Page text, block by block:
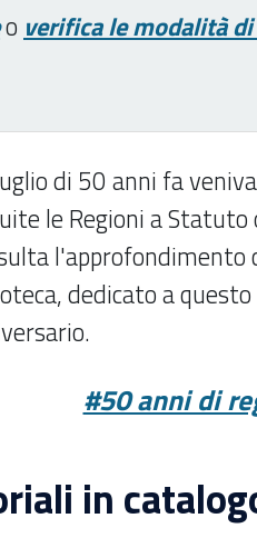
o verifica le modalità
di 50 anni fa
le Regioni a Statuto
l'approfondimento
dedicato a
#50 anni di
in